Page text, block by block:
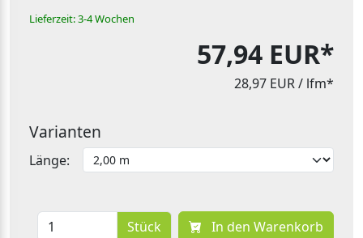
Lieferzeit: 3-4 Wochen
57,94 EUR*
28,97 EUR/ lfm*
Varianten
Länge:
Stück In den Warenkorb